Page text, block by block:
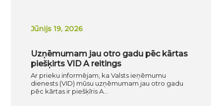
Jūnijs 19, 2026
Uzņēmumam jau otro gadu pēc kārtas
piešķirts VID A reitings
Ar prieku informējam, ka Valsts ieņēmumu
dienests (VID) mūsu uzņēmumam jau otro gadu
pēc kārtas ir piešķīris A…